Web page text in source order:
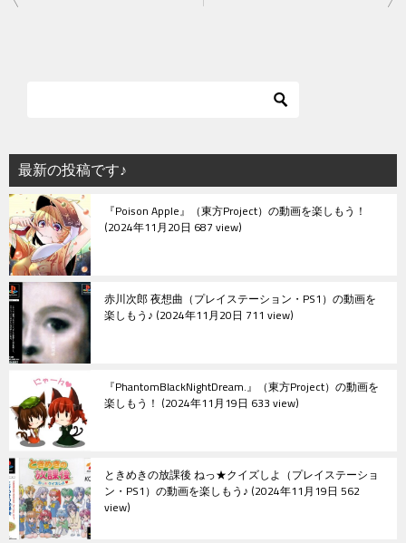
シ
ョ
ン
最新の投稿です♪
『Poison Apple』（東方Project）の動画を楽しもう！
2024年11月20日 687 view
赤川次郎 夜想曲（プレイステーション・PS1）の動画を
楽しもう♪ 2024年11月20日 711 view
『PhantomBlackNightDream.』（東方Project）の動画を
楽しもう！ 2024年11月19日 633 view
ときめきの放課後 ねっ★クイズしよ（プレイステーショ
ン・PS1）の動画を楽しもう♪ 2024年11月19日 562
view